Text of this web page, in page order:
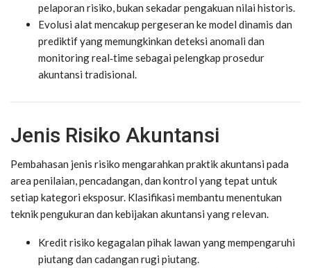
pelaporan risiko, bukan sekadar pengakuan nilai historis.
Evolusi alatmencakup pergeseran ke model dinamis dan
prediktif yang memungkinkan deteksi anomali dan
monitoring real‑time sebagai pelengkap prosedur
akuntansi tradisional.
Jenis Risiko Akuntansi
Pembahasan jenis risiko mengarahkan praktik akuntansi pada
area penilaian, pencadangan, dan kontrol yang tepat untuk
setiap kategori eksposur. Klasifikasi membantu menentukan
teknik pengukuran dan kebijakan akuntansi yang relevan.
Kreditrisiko kegagalan pihak lawan yang mempengaruhi
piutang dan cadangan rugi piutang.